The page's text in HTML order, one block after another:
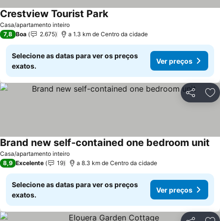
Casa/apartamento inteiro
Crestview Tourist Park
7,8 Boa 2.675 a 1.3 km de Centro da cidade
Selecione as datas para ver os preços
exatos.
Ver preços
Partilhar
Casa/apartamento inteiro
Brand new self-contained one bedroom unit
8,9 Excelente 19 a 8.3 km de Centro da cidade
Selecione as datas para ver os preços
exatos.
Ver preços